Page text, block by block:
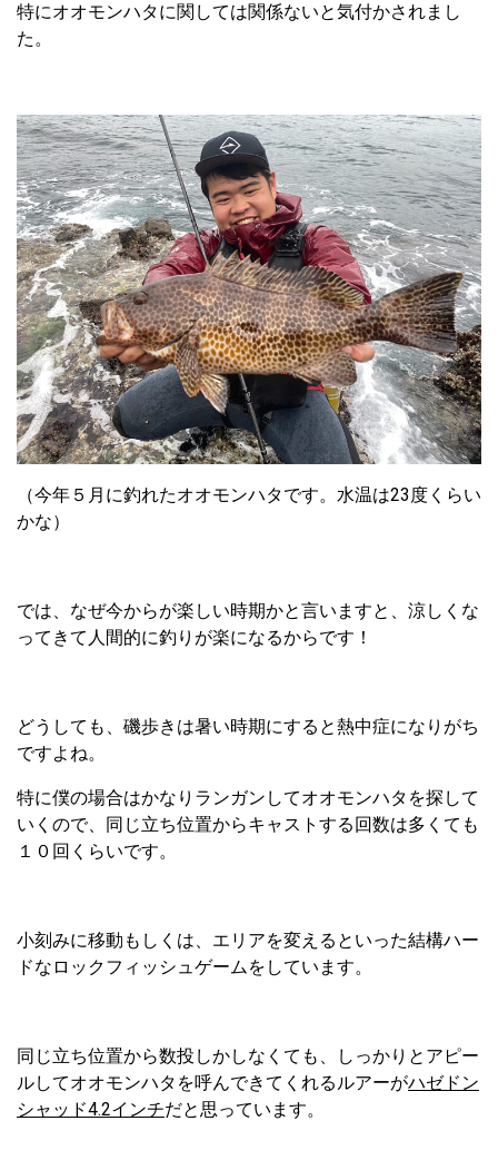
特にオオモンハタに関しては関係ないと気付かされまし
た。
（今年５月に釣れたオオモンハタです。水温は23度くらい
かな）
では、なぜ今からが楽しい時期かと言いますと、涼しくな
ってきて人間的に釣りが楽になるからです！
どうしても、磯歩きは暑い時期にすると熱中症になりがち
ですよね。
特に僕の場合はかなりランガンしてオオモンハタを探して
いくので、同じ立ち位置からキャストする回数は多くても
１０回くらいです。
小刻みに移動もしくは、エリアを変えるといった結構ハー
ドなロックフィッシュゲームをしています。
同じ立ち位置から数投しかしなくても、しっかりとアピー
ルしてオオモンハタを呼んできてくれるルアーがハゼドン
シャッド4.2インチだと思っています。